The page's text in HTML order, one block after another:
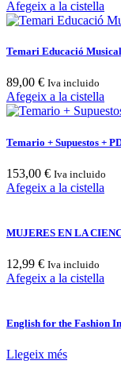
Afegeix a la cistella
Temari Educació
89,00 € Iva incluido
Afegeix a la cistella
Temario + Supuestos +
153,00 € Iva incluido
Afegeix a la cistella
MUJERES EN LA
12,99 € Iva incluido
Afegeix a la cistella
English for the Fashion
Llegeix més